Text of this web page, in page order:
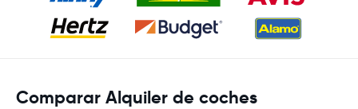
Comparar Alquiler de coches